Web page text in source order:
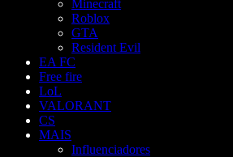
Minecraft
Roblox
GTA
Resident Evil
EA FC
Free fire
LoL
VALORANT
CS
MAIS
Influenciadores